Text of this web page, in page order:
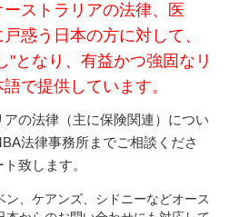
ストラリアの法律、医
惑う日本の方に対して、
"となり、有益かつ強固なリ
で提供しています。
の法律（主に保険関連）につい
法律事務所までご相談くださ
致します。
ン、ケアンズ、シドニーなどオース